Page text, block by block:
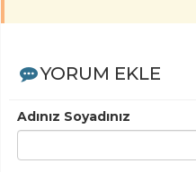
YORUM EKLE
Adınız Soyadınız